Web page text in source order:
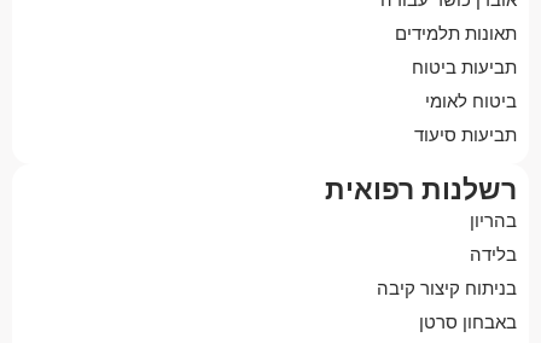
תאונות תלמידים
תביעות ביטוח
ביטוח לאומי
תביעות סיעוד
רשלנות רפואית
בהריון
בלידה
בניתוח קיצור קיבה
באבחון סרטן